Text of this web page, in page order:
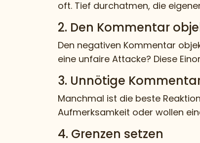
oft. Tief durchatmen, die
2. Den Kommentar
Den negativen Kommentar
eine unfaire Attacke? Diese
3. Unnötige
Manchmal ist die beste
Aufmerksamkeit oder wollen
4. Grenzen setzen